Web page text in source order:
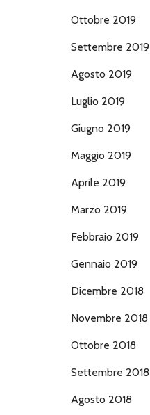
Ottobre 2019
Settembre 2019
Agosto 2019
Luglio 2019
Giugno 2019
Maggio 2019
Aprile 2019
Marzo 2019
Febbraio 2019
Gennaio 2019
Dicembre 2018
Novembre 2018
Ottobre 2018
Settembre 2018
Agosto 2018